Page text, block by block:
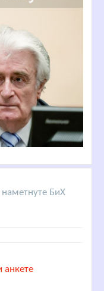
наметнуте БиХ
анкете